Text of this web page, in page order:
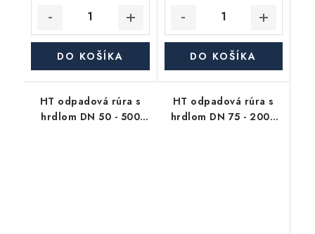
DO KOŠÍKA DO KOŠÍKA
HT odpadová rúra s
hrdlom DN 50 - 500
HT odpadová rúra s
hrdlom DN 75 - 2000